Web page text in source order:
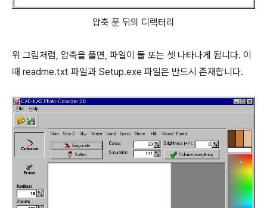
압축 푼 뒤의 디렉터리
위 그림처럼, 압축을 풀면, 파일이 둘 또는 셋 나타나게 됩니다. 이
때 readme.txt 파일과 Setup.exe 파일은 반드시 존재합니다.